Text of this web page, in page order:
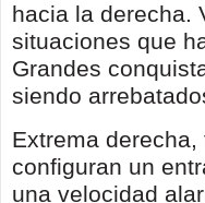
hacia la derecha.
situaciones que
Grandes
siendo
Extrema
configuran un
una velocidad